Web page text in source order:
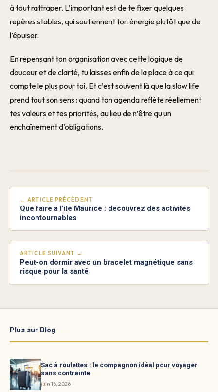
à tout rattraper. L’important est de te fixer quelques
repères stables, qui soutiennent ton énergie plutôt que de
l’épuiser.
En repensant ton organisation avec cette logique de
douceur et de clarté, tu laisses enfin de la place à ce qui
compte le plus pour toi. Et c’est souvent là que la slow life
prend tout son sens : quand ton agenda reflète réellement
tes valeurs et tes priorités, au lieu de n’être qu’un
enchaînement d’obligations.
← ARTICLE PRÉCÉDENT
Que faire à l’île Maurice : découvrez des activités
incontournables
ARTICLE SUIVANT →
Peut-on dormir avec un bracelet magnétique sans
risque pour la santé
Plus sur Blog
Sac à roulettes : le compagnon idéal pour voyager
sans contrainte
juin 16, 2026